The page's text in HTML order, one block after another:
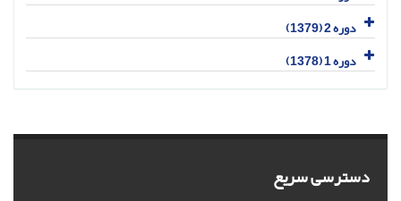
دوره 2 (1379)
دوره 1 (1378)
دسترسی سریع